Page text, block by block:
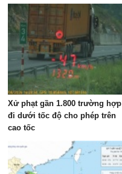
Xử phạt gần 1.800 trường hợp
đi dưới tốc độ cho phép trên
cao tốc